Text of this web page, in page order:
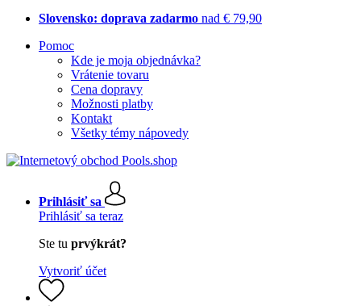
Slovensko: doprava zadarmo nad € 79,90
Pomoc
Kde je moja objednávka?
Vrátenie tovaru
Cena dopravy
Možnosti platby
Kontakt
Všetky témy nápovedy
Prihlásiť sa
Prihlásiť sa teraz
Ste tu prvýkrát?
Vytvoriť účet